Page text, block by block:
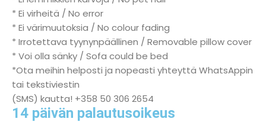
* Ei virheitä / No error
* Ei värimuutoksia / No colour fading
* Irrotettava tyynynpäällinen / Removable pillow cover
* Voi olla sänky / Sofa could be bed
*Ota meihin helposti ja nopeasti yhteyttä WhatsAppin
tai tekstiviestin
(SMS) kautta! +358 50 306 2654
14 päivän palautusoikeus